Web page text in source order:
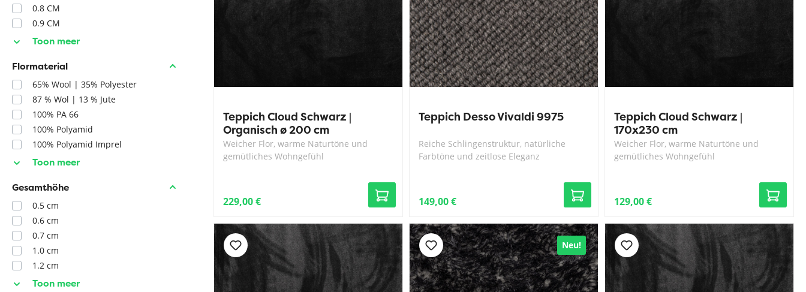
0.8 CM
0.9 CM
Toon meer
Flormaterial
65% Wool | 35% Polyester
87 % Wol | 13 % Jute
100% PA 66
100% Polyamid
100% Polyamid Imprel
Toon meer
Gesamthöhe
0.5 cm
0.6 cm
0.7 cm
1.0 cm
1.2 cm
Toon meer
Teppich Cloud Schwarz |
Organisch ø 200 cm
Weicher Flor, warme Naturtöne und
gemütliches Wohngefühl
229,00 €
Teppich Desso Vivaldi 9975
Reiche Schlingenstruktur, natürliche
Farbtöne und zeitlose Eleganz
149,00 €
Teppich Cloud Schwarz |
170x230 cm
Weicher Flor, warme Naturtöne und
gemütliches Wohngefühl
129,00 €
Neu!